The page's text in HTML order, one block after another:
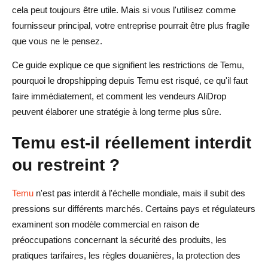
Catégories à risque élevé
Types de produits plus sûrs à envisager
Conclusion
FAQ sur les restrictions de Temu et les alternatives au
dropshipping
Puis-je toujours utiliser Temu pour la recherche de
produits ?
Que devraient faire les dropshippers s'ils utilisent
actuellement Temu ?
dropshipping ?
cela peut toujours être utile. Mais si vous l'utilisez comme
fournisseur principal, votre entreprise pourrait être plus fragile
que vous ne le pensez.
Ce guide explique ce que signifient les restrictions de Temu,
pourquoi le dropshipping depuis Temu est risqué, ce qu'il faut
faire immédiatement, et comment les vendeurs AliDrop
peuvent élaborer une stratégie à long terme plus sûre.
Temu est-il réellement interdit
ou restreint ?
Temu n'est pas interdit à l'échelle mondiale, mais il subit des
pressions sur différents marchés. Certains pays et régulateurs
examinent son modèle commercial en raison de
préoccupations concernant la sécurité des produits, les
pratiques tarifaires, les règles douanières, la protection des